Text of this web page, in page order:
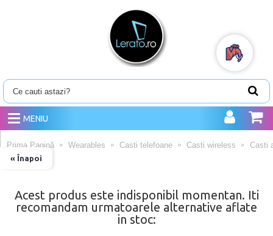
MENIU
« Înapoi
Prima Pagină Wearables Casti telefoane Casti wireless Casti
Acest produs este indisponibil momentan. Iti
recomandam urmatoarele alternative aflate
in stoc: